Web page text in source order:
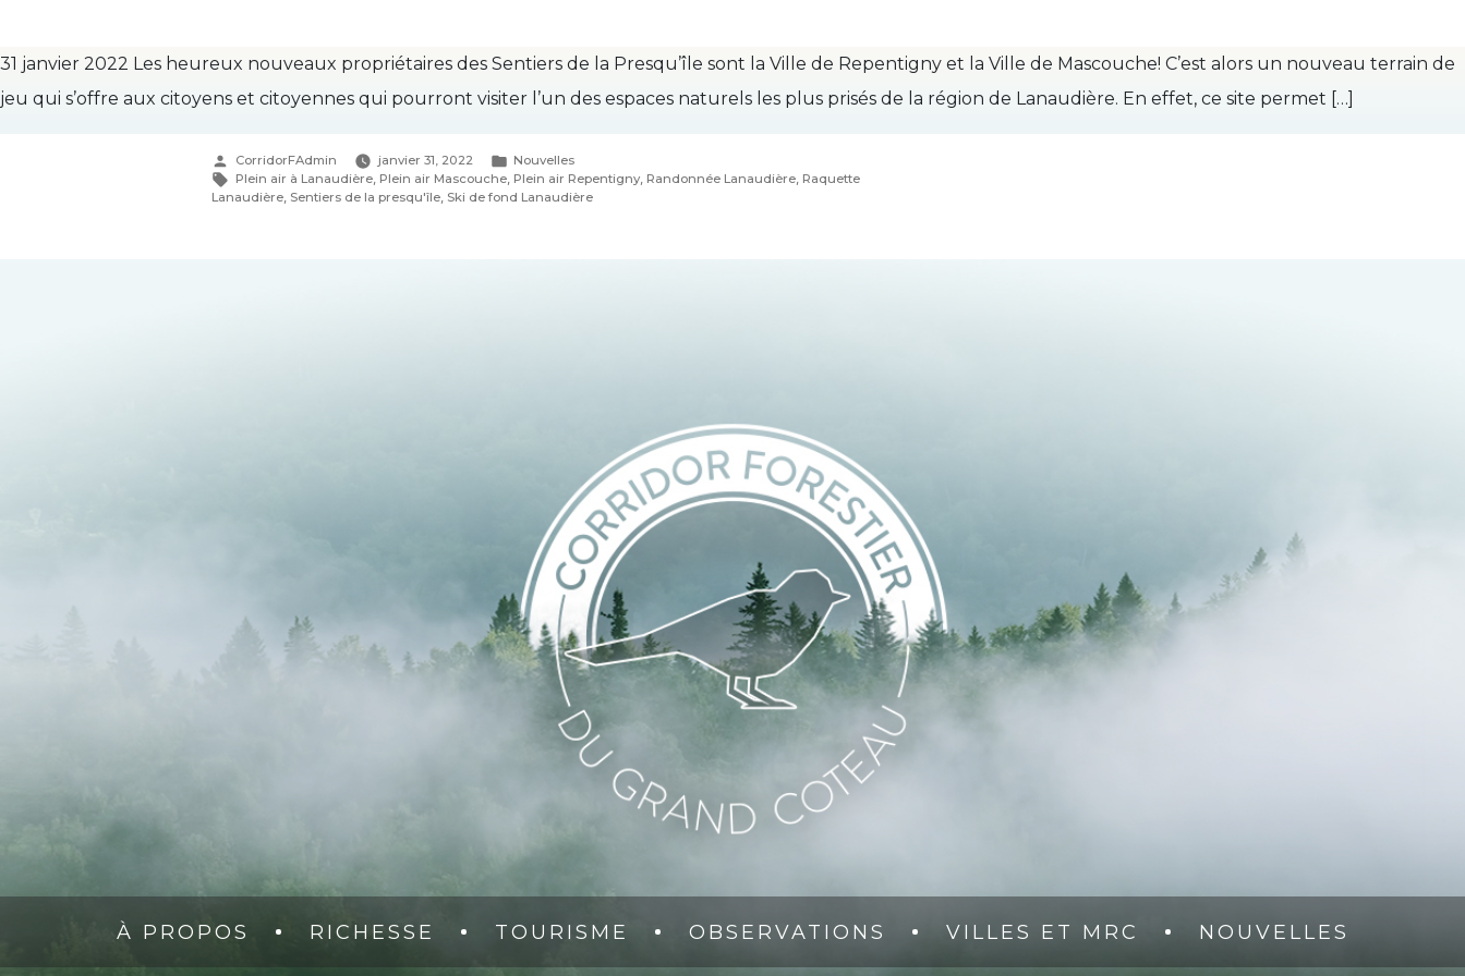
31 janvier 2022 Les heureux nouveaux propriétaires des Sentiers de la Presqu’île sont la Ville de Repentigny et la Ville de Mascouche! C’est alors un nouveau terrain de
jeu qui s’offre aux citoyens et citoyennes qui pourront visiter l’un des espaces naturels les plus prisés de la région de Lanaudière. En effet, ce site permet […]
Publié
par
CorridorFAdmin janvier 31, 2022
Publié
dans
Nouvelles
Étiquettes :
Plein air à Lanaudière, Plein air Mascouche, Plein air Repentigny, Randonnée Lanaudière, Raquette
Lanaudière, Sentiers de la presqu'île, Ski de fond Lanaudière
À PROPOS RICHESSE TOURISME OBSERVATIONS VILLES ET MRC NOUVELLES